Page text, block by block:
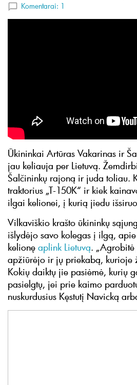
Komentarai: 1
Ūkininkai Artūras Vakarinas ir
jau keliauja per Lietuvą.
Šalčininkų rajoną ir juda toliau.
traktorius „T-150K“ ir kiek
ilgai kelionei, į kurią jiedu
Vilkaviškio krašto ūkininkų
išlydėjo savo kolegas į ilgą,
kelionę aplink Lietuvą.
apžiūrėjo ir jų priekabą, kurioje
Kokių daiktų jie pasiėmė, kurių
pasielgtų, jei prie kaimo
nuskurdusius Kęstutį Navicką